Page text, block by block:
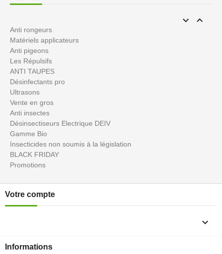
 
Anti rongeurs
Matériels applicateurs
Anti pigeons
Les Répulsifs
ANTI TAUPES
Désinfectants pro
Ultrasons
Vente en gros
Anti insectes
Désinsectiseurs Electrique DEIV
Gamme Bio
Insecticides non soumis à la législation
BLACK FRIDAY
Promotions
Votre compte

Informations